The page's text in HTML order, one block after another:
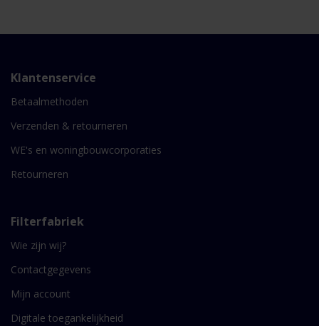
Klantenservice
Betaalmethoden
Verzenden & retourneren
WE's en woningbouwcorporaties
Retourneren
Filterfabriek
Wie zijn wij?
Contactgegevens
Mijn account
Digitale toegankelijkheid